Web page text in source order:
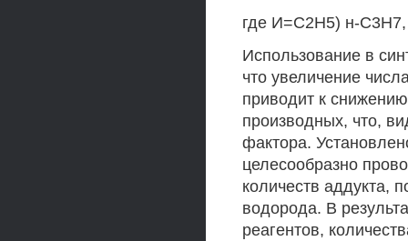
где И=С2Н5) н-
Использование в
что увеличение
приводит к
производных, что,
фактора.
целесообразно
количеств аддукта,
водорода. В
реагентов,